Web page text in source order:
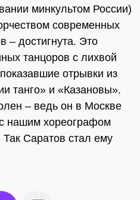
минкультом России)
современных
– достигнута. Это
танцоров с лихвой
отрывки из
танго» и «Казановы».
– ведь он в Москве
нашим хореографом
Саратов стал ему